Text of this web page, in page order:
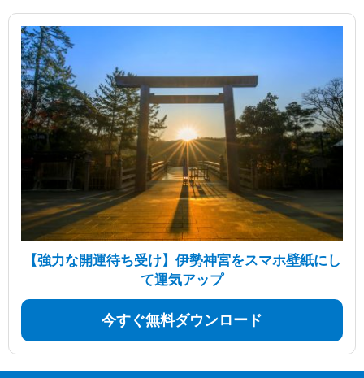
【強力な開運待ち受け】伊勢神宮をスマホ壁紙にし
て運気アップ
今すぐ無料ダウンロード